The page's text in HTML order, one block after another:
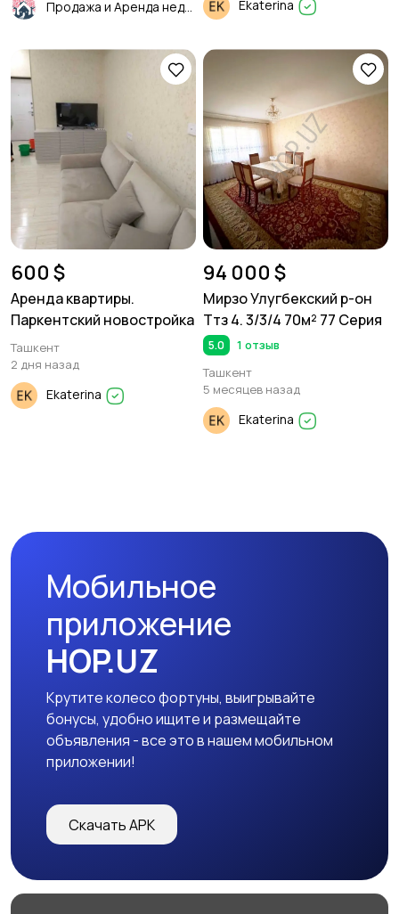
Ekaterina
600 $
Аренда квартиры.
Паркентский новостройка
Ташкент
2 дня назад
Ekaterina
94 000 $
Мирзо Улугбекский р-он
Ттз 4. 3/3/4 70м² 77 Серия
5.0
1 отзыв
Ташкент
5 месяцев назад
Ekaterina
Мобильное
приложение
HOP.UZ
Крутите колесо фортуны, выигрывайте
бонусы, удобно ищите и размещайте
объявления - все это в нашем мобильном
приложении!
Скачать APK